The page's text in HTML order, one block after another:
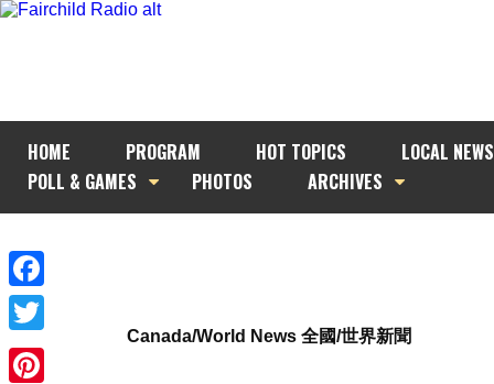
HOME PROGRAM HOT TOPICS
LOCAL NEWS
POLL & GAMES
PHOTOS ARCHIVES
Facebook
Twitter
Canada/World News 全國/世界新聞